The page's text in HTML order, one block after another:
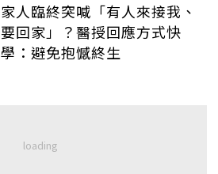
家人臨終突喊「有人來接我、
要回家」？醫授回應方式快
學：避免抱憾終生